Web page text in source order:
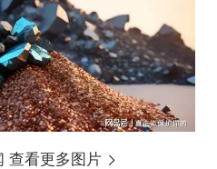
查看更多图片